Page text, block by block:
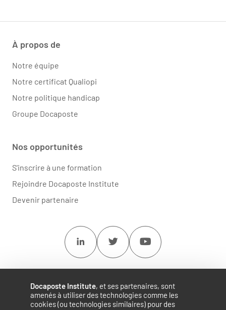
Docaposte Institute, et ses partenaires, sont
amenés à utiliser des technologies comme les
cookies (ou technologies similaires) pour des
À propos de
Notre équipe
Notre certificat Qualiopi
Notre politique handicap
Groupe Docaposte
Nos opportunités
S'inscrire à une formation
Rejoindre Docaposte Institute
Devenir partenaire
Linkedin Twitter Youtube